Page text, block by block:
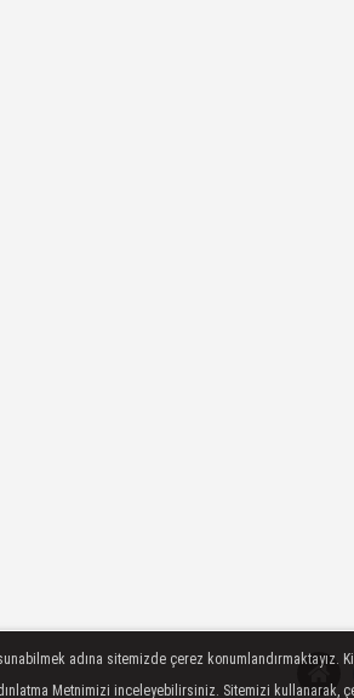
adına sitemizde çerez konumlandırmaktayız.
Metnimizi inceleyebilirsiniz. Sitemizi kullanarak,